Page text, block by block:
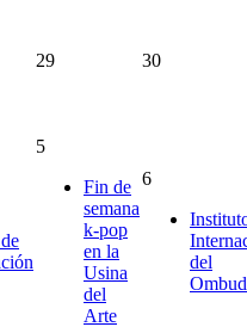
29 30
5
Fin de
semana
k-pop
en la
Usina
del
Arte
6
del